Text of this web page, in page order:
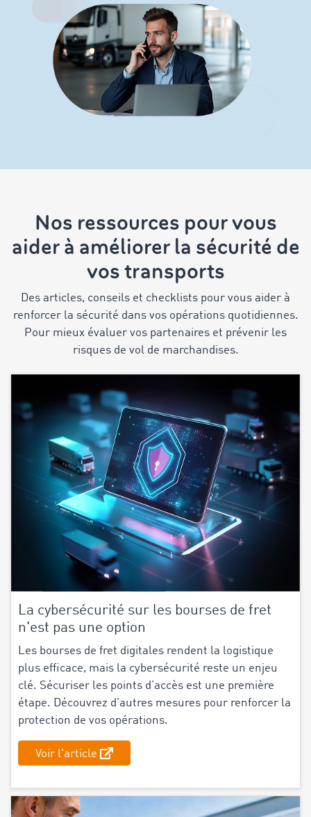
Nos ressources pour vous
aider à améliorer la sécurité de
vos transports
Des articles, conseils et checklists pour vous aider à
renforcer la sécurité dans vos opérations quotidiennes.
Pour mieux évaluer vos partenaires et prévenir les
risques de vol de marchandises.
La cybersécurité sur les bourses de fret
n'est pas une option
Les bourses de fret digitales rendent la logistique
plus efficace, mais la cybersécurité reste un enjeu
clé. Sécuriser les points d’accès est une première
étape. Découvrez d’autres mesures pour renforcer la
protection de vos opérations.
Voir l'article